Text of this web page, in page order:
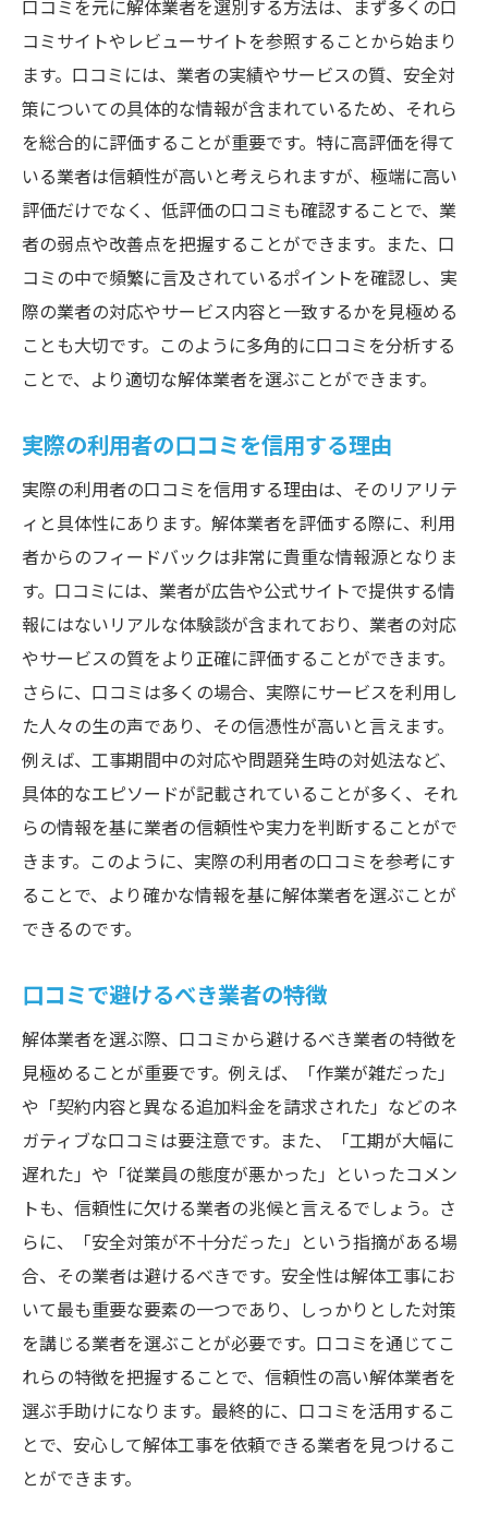
口コミを元に解体業者を選別する方法は、まず多くの口
コミサイトやレビューサイトを参照することから始まり
ます。口コミには、業者の実績やサービスの質、安全対
策についての具体的な情報が含まれているため、それら
を総合的に評価することが重要です。特に高評価を得て
いる業者は信頼性が高いと考えられますが、極端に高い
評価だけでなく、低評価の口コミも確認することで、業
者の弱点や改善点を把握することができます。また、口
コミの中で頻繁に言及されているポイントを確認し、実
際の業者の対応やサービス内容と一致するかを見極める
ことも大切です。このように多角的に口コミを分析する
ことで、より適切な解体業者を選ぶことができます。
実際の利用者の口コミを信用する理由
実際の利用者の口コミを信用する理由は、そのリアリテ
ィと具体性にあります。解体業者を評価する際に、利用
者からのフィードバックは非常に貴重な情報源となりま
す。口コミには、業者が広告や公式サイトで提供する情
報にはないリアルな体験談が含まれており、業者の対応
やサービスの質をより正確に評価することができます。
さらに、口コミは多くの場合、実際にサービスを利用し
た人々の生の声であり、その信憑性が高いと言えます。
例えば、工事期間中の対応や問題発生時の対処法など、
具体的なエピソードが記載されていることが多く、それ
らの情報を基に業者の信頼性や実力を判断することがで
きます。このように、実際の利用者の口コミを参考にす
ることで、より確かな情報を基に解体業者を選ぶことが
できるのです。
口コミで避けるべき業者の特徴
解体業者を選ぶ際、口コミから避けるべき業者の特徴を
見極めることが重要です。例えば、「作業が雑だった」
や「契約内容と異なる追加料金を請求された」などのネ
ガティブな口コミは要注意です。また、「工期が大幅に
遅れた」や「従業員の態度が悪かった」といったコメン
トも、信頼性に欠ける業者の兆候と言えるでしょう。さ
らに、「安全対策が不十分だった」という指摘がある場
合、その業者は避けるべきです。安全性は解体工事にお
いて最も重要な要素の一つであり、しっかりとした対策
を講じる業者を選ぶことが必要です。口コミを通じてこ
れらの特徴を把握することで、信頼性の高い解体業者を
選ぶ手助けになります。最終的に、口コミを活用するこ
とで、安心して解体工事を依頼できる業者を見つけるこ
とができます。